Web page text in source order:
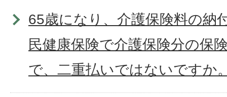
65歳になり、介護保険料の納
民健康保険で介護保険分の保
で、二重払いではないですか